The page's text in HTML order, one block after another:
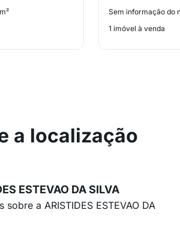
Sem informação do
1 imóvel à venda
a localização
ESTEVAO DA SILVA
a ARISTIDES ESTEVAO DA